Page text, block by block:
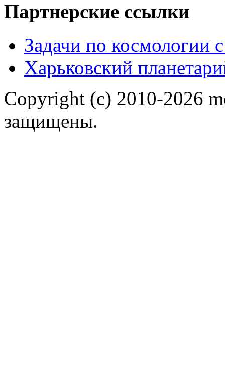
Партнерские ссылки
Задачи по космологии
Харьковский
Copyright (c) 2010-2026
защищены.